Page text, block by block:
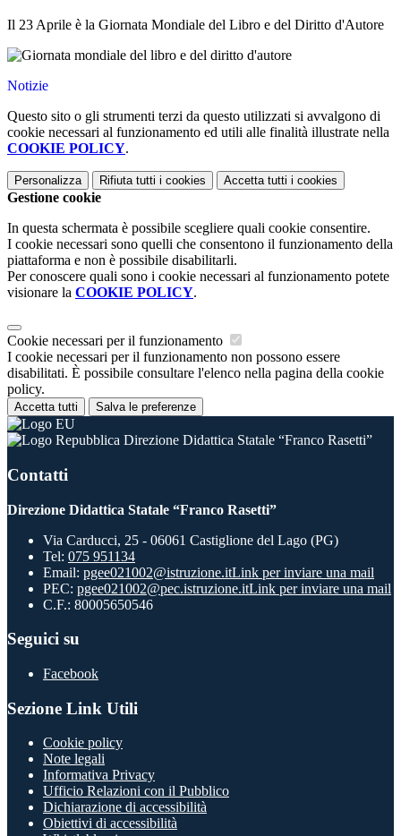
Il 23 Aprile è la Giornata Mondiale del Libro e del Diritto d'Autore
Notizie
Questo sito o gli strumenti terzi da questo utilizzati si avvalgono di
cookie necessari al funzionamento ed utili alle finalità illustrate nella
COOKIE POLICY.
Personalizza Rifiuta tutti i cookies Accetta tutti i cookies
Gestione cookie
In questa schermata è possibile scegliere quali cookie consentire.
I cookie necessari sono quelli che consentono il funzionamento della
piattaforma e non è possibile disabilitarli.
Per conoscere quali sono i cookie necessari al funzionamento potete
visionare la COOKIE POLICY.
Cookie necessari per il funzionamento
I cookie necessari per il funzionamento non possono essere
disabilitati. È possibile consultare l'elenco nella pagina della cookie
policy.
Accetta tutti Salva le preferenze
Direzione Didattica Statale “Franco Rasetti”
Contatti
Direzione Didattica Statale “Franco Rasetti”
Via Carducci, 25 - 06061 Castiglione del Lago (PG)
Tel: 075 951134
Email: pgee021002@istruzione.itLink per inviare una mail
PEC: pgee021002@pec.istruzione.itLink per inviare una mail
C.F.: 80005650546
Seguici su
Facebook
Sezione Link Utili
Cookie policy
Note legali
Informativa Privacy
Ufficio Relazioni con il Pubblico
Dichiarazione di accessibilità
Obiettivi di accessibilità